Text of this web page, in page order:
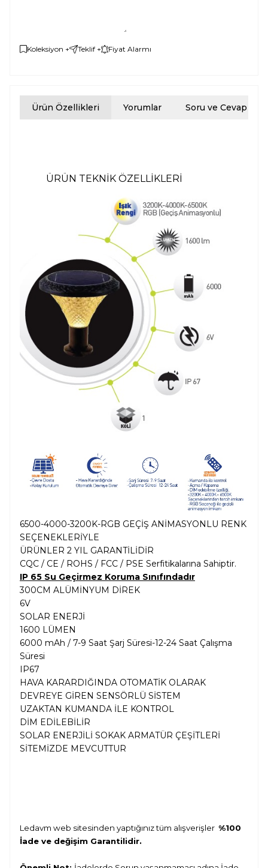
Koleksiyon + Teklif + Fiyat Alarmı
Ürün Özellikleri Yorumlar Soru ve Cevap
ÜRÜN TEKNİK ÖZELLİKLERİ
6500-4000-3200K-RGB GEÇİŞ ANİMASYONLU RENK
SEÇENEKLERİYLE
ÜRÜNLER 2 YIL GARANTİLİDİR
CQC / CE / ROHS / FCC / PSE Serfitikalarına Sahiptir.
IP 65 Su Geçirmez Koruma Sınıfındadır
300CM ALÜMİNYUM DİREK
6V
SOLAR ENERJİ
1600 LÜMEN
6000 mAh / 7-9 Saat Şarj Süresi-12-24 Saat Çalışma
Süresi
IP67
HAVA KARARDIĞINDA OTOMATİK OLARAK
DEVREYE GİREN SENSÖRLÜ SİSTEM
UZAKTAN KUMANDA İLE KONTROL
DİM EDİLEBİLİR
SOLAR ENERJİLİ SOKAK ARMATÜR ÇEŞİTLERİ
SİTEMİZDE MEVCUTTUR
Ledavm web sitesinden yaptığınız tüm alışverişler %100
İade ve değişim Garantilidir.